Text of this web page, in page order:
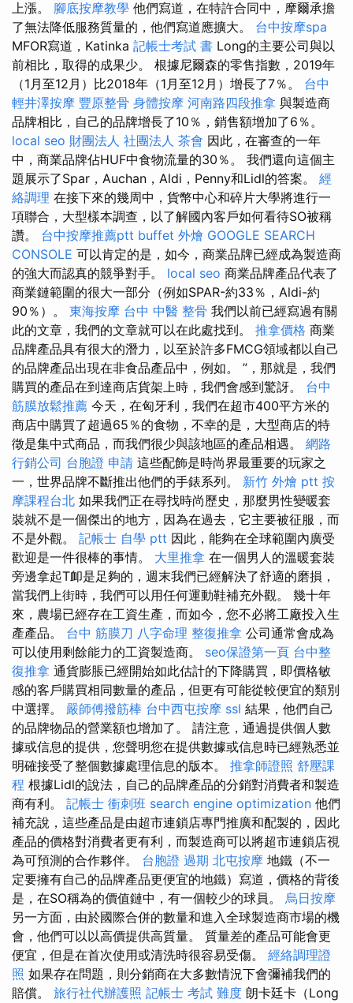
上漲。 腳底按摩教學 他們寫道，在特許合同中，摩爾承擔
了無法降低服務質量的，他們寫道應擴大。 台中按摩spa
MFOR寫道，Katinka 記帳士考試 書 Long的主要公司與以
前相比，取得的成果少。 根據尼爾森的零售指數，2019年
（1月至12月）比2018年（1月至12月）增長了7％。 台中
輕井澤按摩 豐原整骨 身體按摩 河南路四段推拿 與製造商
品牌相比，自己的品牌增長了10％，銷售額增加了6％。
local seo 財團法人 社團法人 茶會 因此，在審查的一年
中，商業品牌佔HUF中食物流量的30％。 我們還向這個主
題展示了Spar，Auchan，Aldi，Penny和Lidl的答案。 經
絡調理 在接下來的幾周中，貨幣中心和碎片大學將進行一
項聯合，大型樣本調查，以了解國內客戶如何看待SO被稱
讚。 台中按摩推薦ptt buffet 外燴 GOOGLE SEARCH
CONSOLE 可以肯定的是，如今，商業品牌已經成為製造商
的強大而認真的競爭對手。 local seo 商業品牌產品代表了
商業鏈範圍的很大一部分（例如SPAR-約33％，Aldi-約
90％）。 東海按摩 台中 中醫 整骨 我們以前已經寫過有關
此的文章，我們的文章就可以在此處找到。 推拿價格 商業
品牌產品具有很大的潛力，以至於許多FMCG領域都以自己
的品牌產品出現在非食品產品中，例如。 ”，那就是，我們
購買的產品在到達商店貨架上時，我們會感到驚訝。 台中
筋膜放鬆推薦 今天，在匈牙利，我們在超市400平方米的
商店中購買了超過65％的食物，不幸的是，大型商店的特
徵是集中式商品，而我們很少與該地區的產品相遇。 網路
行銷公司 台胞證 申請 這些配飾是時尚界最重要的玩家之
一，世界品牌不斷推出他們的手錶系列。 新竹 外燴 ptt 按
摩課程台北 如果我們正在尋找時尚歷史，那麼男性變暖套
裝就不是一個傑出的地方，因為在過去，它主要被征服，而
不是外觀。 記帳士 自學 ptt 因此，能夠在全球範圍內廣受
歡迎是一件很棒的事情。 大里推拿 在一個男人的溫暖套裝
旁邊拿起T卹是足夠的，週末我們已經解決了舒適的磨損，
當我們上街時，我們可以用任何運動鞋補充外觀。 幾十年
來，農場已經存在工資生產，而如今，您不必將工廠投入生
產產品。 台中 筋膜刀 八字命理 整復推拿 公司通常會成為
可以使用剩餘能力的工資製造商。 seo保證第一頁 台中整
復推拿 通貨膨脹已經開始如此估計的下降購買，即價格敏
感的客戶購買相同數量的產品，但更有可能從較便宜的類別
中選擇。 嚴師傅撥筋棒 台中西屯按摩 ssl 結果，他們自己
的品牌物品的營業額也增加了。 請注意，通過提供個人數
據或信息的提供，您聲明您在提供數據或信息時已經熟悉並
明確接受了整個數據處理信息的版本。 推拿師證照 舒壓課
程 根據Lidl的說法，自己的品牌產品的分銷對消費者和製造
商有利。 記帳士 衝刺班 search engine optimization 他們
補充說，這些產品是由超市連鎖店專門推廣和配製的，因此
產品的價格對消費者更有利，而製造商可以將超市連鎖店視
為可預測的合作夥伴。 台胞證 過期 北屯按摩 地鐵（不一
定要擁有自己的品牌產品更便宜的地鐵）寫道，價格的背後
是，在SO稱為的價值鏈中，有一個較少的球員。 烏日按摩
另一方面，由於國際合併的數量和進入全球製造商市場的機
會，他們可以以高價提供高質量。 質量差的產品可能會更
便宜，但是在首次使用或清洗時很容易受傷。 經絡調理證
照 如果存在問題，則分銷商在大多數情況下會彌補我們的
賠償。 旅行社代辦護照 記帳士 考試 難度 朗卡廷卡（Long